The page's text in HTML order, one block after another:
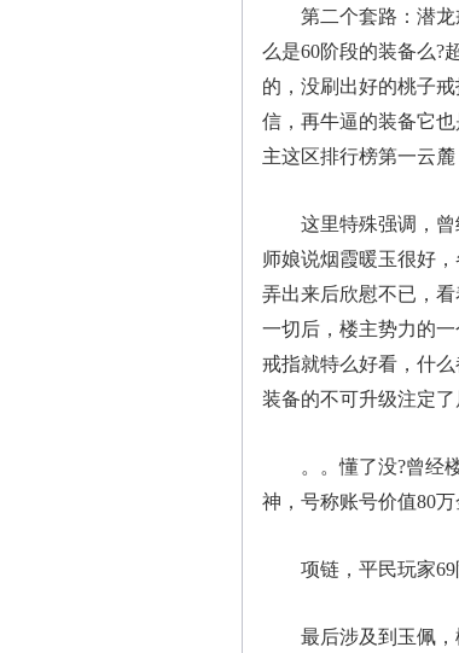
第二个套路：潜龙
么是60阶段的装备么?
的，没刷出好的桃子
信，再牛逼的装备它
主这区排行榜第一云
这里特殊强调，曾
师娘说烟霞暖玉很好
弄出来后欣慰不已，
一切后，楼主势力的
戒指就特么好看，什
装备的不可升级注定了
。。懂了没?曾经楼
神，号称账号价值80
项链，平民玩家69
最后涉及到玉佩，楼